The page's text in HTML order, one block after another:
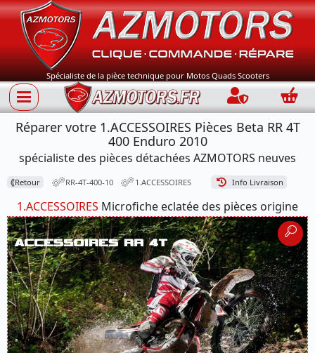
Spécialiste de la pièce technique pour Motos Quads Scooters
Connection
Réparer votre 1.ACCESSOIRES Pièces Beta RR 4T
400 Enduro 2010
spécialiste des pièces détachées AZMOTORS neuves
⟪Retour RR-4T-400-10 1.ACCESSOIRES Info Livraison
1.ACCESSOIRES Microfiche eclatée des pièces origine